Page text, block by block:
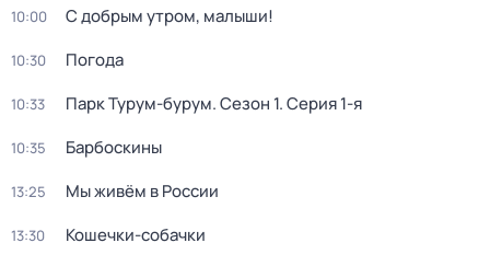
10:00 С добрым утром, малыши!
10:30 Погода
10:33 Парк Турум-бурум. Сезон 1. Серия 1-я
10:35 Барбоскины
13:25 Мы живём в России
13:30 Кошечки-собачки